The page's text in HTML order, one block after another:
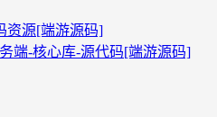
资源[端游源码]
端-核心库-源代码[端游源码]